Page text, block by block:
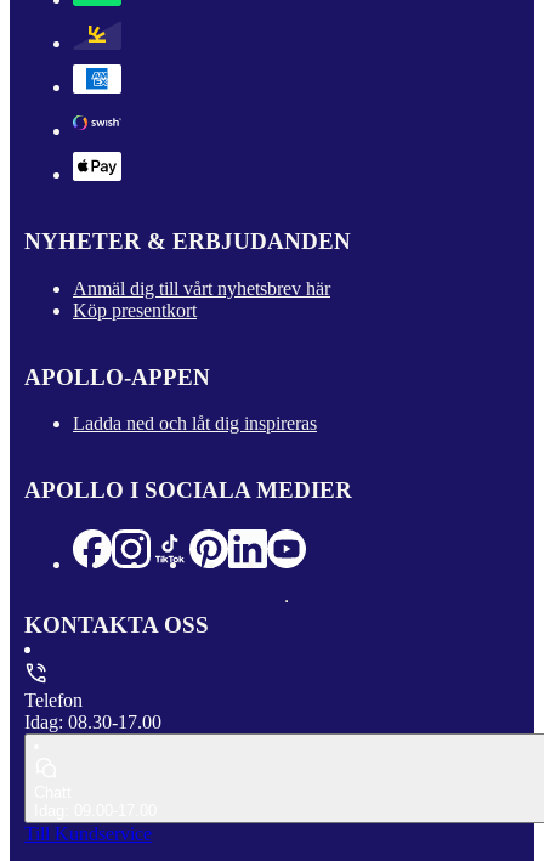
NYHETER & ERBJUDANDEN
Anmäl dig till vårt nyhetsbrev här
Köp presentkort
APOLLO-APPEN
Ladda ned och låt dig inspireras
APOLLO I SOCIALA MEDIER
KONTAKTA OSS
Telefon
Idag: 08.30-17.00
Till Kundservice